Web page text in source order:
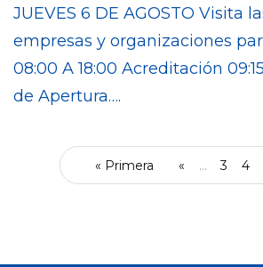
JUEVES 6 DE AGOSTO Visita
empresas y organizaciones
08:00 A 18:00 Acreditación
de Apertura….
« Primera « ... 3 4